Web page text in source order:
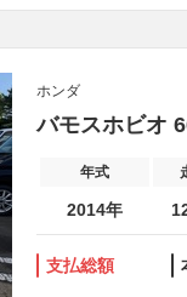
ホンダ
バモスホビオ
年式
2014年
支払総額